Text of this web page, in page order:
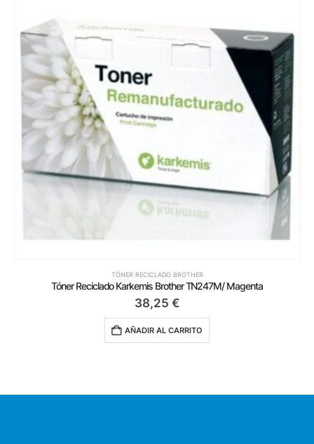
TÓNER RECICLADO BROTHER
Tóner Reciclado Karkemis Brother TN247M/ Magenta
38,25 €
AÑADIR AL CARRITO